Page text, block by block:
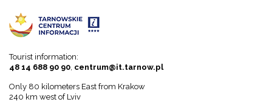
Tourist information:
48 14 688 90 90 centrum@it.tarnow.pl
Only 80 kilometers East from Krakow
240 km west of Lviv